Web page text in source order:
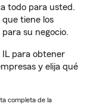
todo para usted.
que tiene los
su negocio.
IL para obtener
y elija qué
completa de la